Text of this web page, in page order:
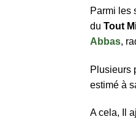
Parmi les
du Tout
Abbas,
Plusieurs
estimé à
A cela, Il